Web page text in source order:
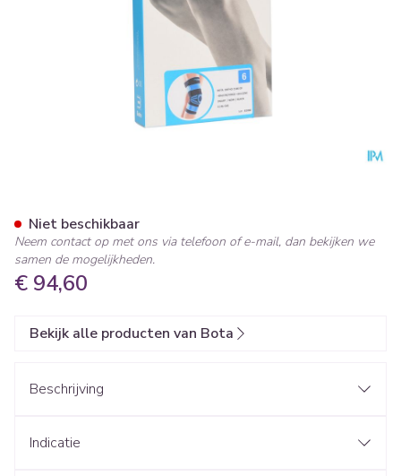
€ 94,60
Niet beschikbaar
Neem contact op met ons via telefoon of e-mail, dan bekijken we
samen de mogelijkheden.
Bekijk alle producten van Bota
Beschrijving
Indicatie